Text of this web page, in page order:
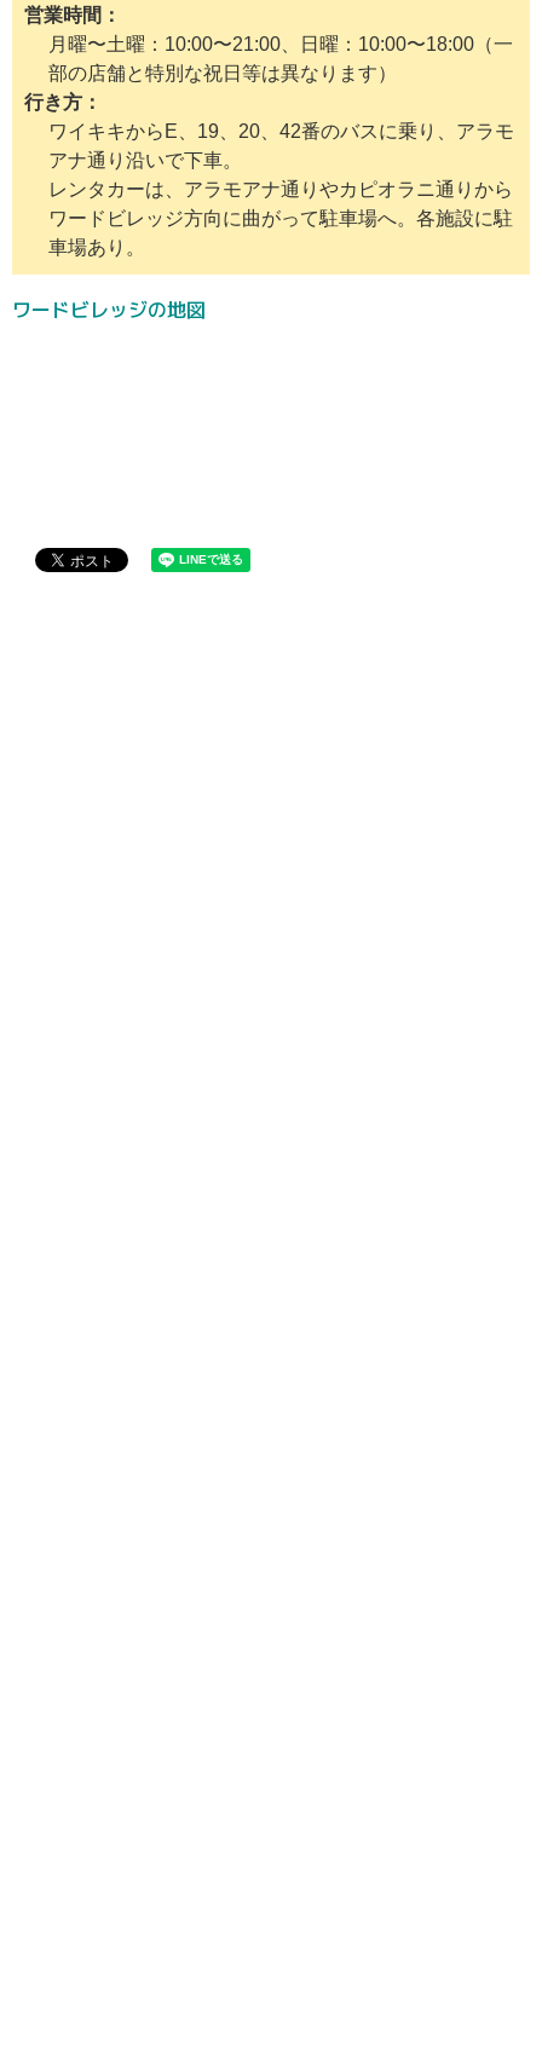
営業時間
月曜〜土曜：10:00〜21:00、日曜：10:00〜18:00（一
部の店舗と特別な祝日等は異なります）
行き方
ワイキキからE、19、20、42番のバスに乗り、アラモ
アナ通り沿いで下車。
レンタカーは、アラモアナ通りやカピオラニ通りから
ワードビレッジ方向に曲がって駐車場へ。各施設に駐
車場あり。
ワードビレッジの地図